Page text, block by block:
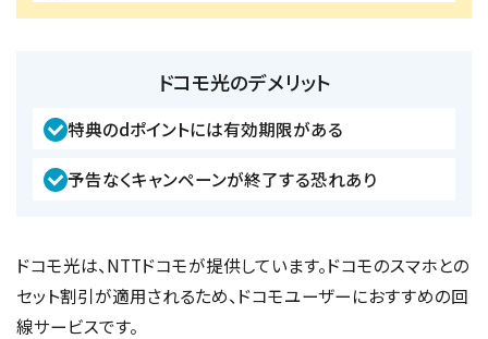
ドコモ光のデメリット
特典のdポイントには有効期限がある
予告なくキャンペーンが終了する恐れあり
ドコモ光は、NTTドコモが提供しています。ドコモのスマホとの
セット割引が適用されるため、ドコモユーザーにおすすめの回
線サービスです。